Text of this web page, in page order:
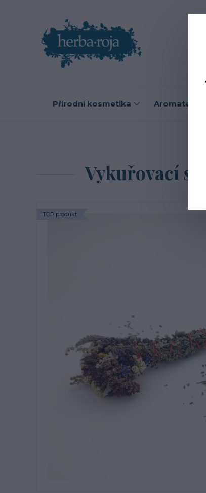
Blog
Přírodní kosmetika Aromaterapie
Vykuřovací
TOP produkt